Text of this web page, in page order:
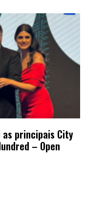
principais City
– Open